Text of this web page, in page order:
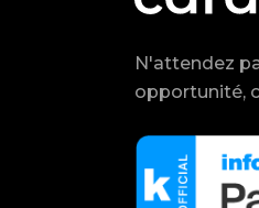
N'attendez
opportunité,